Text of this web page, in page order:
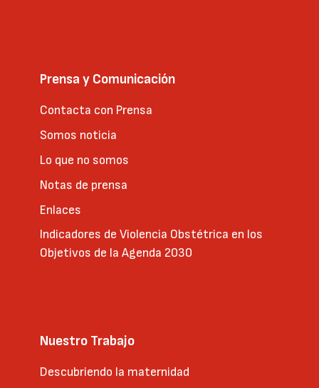
Prensa y Comunicación
Contacta con Prensa
Somos noticia
Lo que no somos
Notas de prensa
Enlaces
Indicadores de Violencia Obstétrica en los
Objetivos de la Agenda 2030
Nuestro Trabajo
Descubriendo la maternidad